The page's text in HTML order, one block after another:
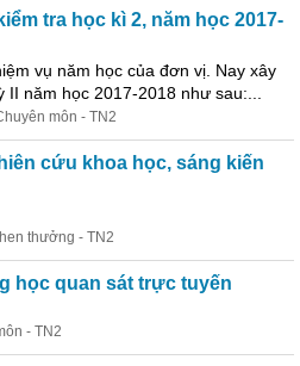
tra học kì 2, năm học 2017-
vụ năm học của đơn vị. Nay xây
II năm học 2017-2018 như sau:...
môn - TN2
cứu khoa học, sáng kiến
thưởng - TN2
học quan sát trực tuyến
- TN2